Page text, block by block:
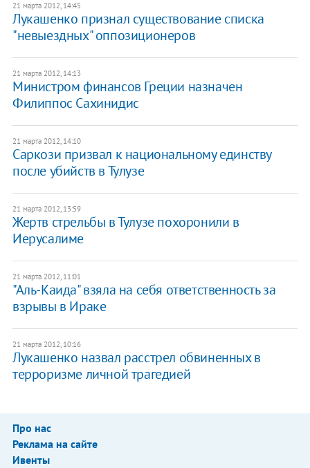
21 марта 2012, 14:45
Лукашенко признал существование списка
"невыездных" оппозиционеров
21 марта 2012, 14:13
​Министром финансов Греции назначен
Филиппос Сахинидис
21 марта 2012, 14:10
​Саркози призвал к национальному единству
после убийств в Тулузе
21 марта 2012, 13:59
​Жертв стрельбы в Тулузе похоронили в
Иерусалиме
21 марта 2012, 11:01
"Аль-Каида" взяла на себя ответственность за
взрывы в Ираке
21 марта 2012, 10:16
Лукашенко назвал расстрел обвиненных в
терроризме личной трагедией
Про нас
Реклама на сайте
Ивенты